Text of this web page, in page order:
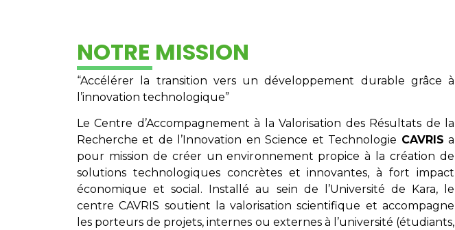
NOTRE MISSION
“Accélérer la transition vers un développement durable grâce à
l’innovation technologique”
Le Centre d’Accompagnement à la Valorisation des Résultats de la
Recherche et de l’Innovation en Science et Technologie CAVRIS a
pour mission de créer un environnement propice à la création de
solutions technologiques concrètes et innovantes, à fort impact
économique et social. Installé au sein de l’Université de Kara, le
centre CAVRIS soutient la valorisation scientifique et accompagne
les porteurs de projets, internes ou externes à l’université (étudiants,